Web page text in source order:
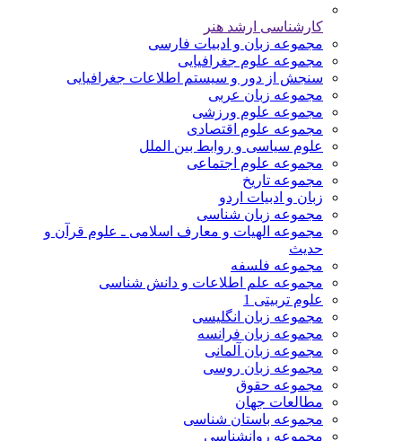
کارشناسی ارشد هنر
مجموعه زبان و ادبیات فارسی
مجموعه علوم جغرافیایی
سنجش از دور و سیستم اطلاعات جغرافیایی
مجموعه زبان عربی
مجموعه علوم ورزشی
مجموعه علوم اقتصادی
علوم سیاسی و روابط بین الملل
مجموعه علوم اجتماعی
مجموعه تاریخ
زبان و ادبیات اردو
مجموعه زبان شناسی
مجموعه الهیات و معارف اسلامی ـ علوم قرآن و
حدیث
مجموعه فلسفه
مجموعه علم اطلاعات و دانش شناسی
علوم تربیتی 1
مجموعه زبان انگلیسی
مجموعه زبان فرانسه
مجموعه زبان آلمانی
مجموعه زبان روسی
مجموعه حقوق
مطالعات جهان
مجموعه باستان شناسی
مجموعه روانشناسی